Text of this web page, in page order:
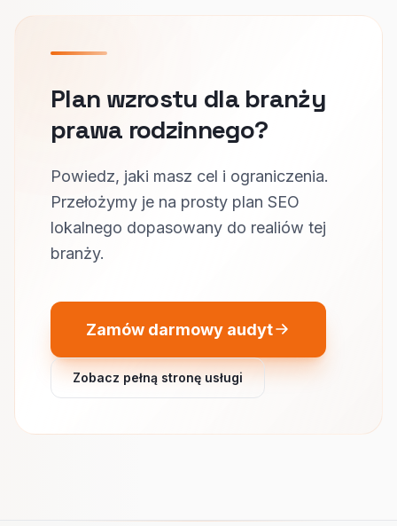
Plan wzrostu dla branży
prawa rodzinnego?
Powiedz, jaki masz cel i ograniczenia.
Przełożymy je na prosty plan SEO
lokalnego dopasowany do realiów tej
branży.
Zamów darmowy audyt
Zobacz pełną stronę usługi